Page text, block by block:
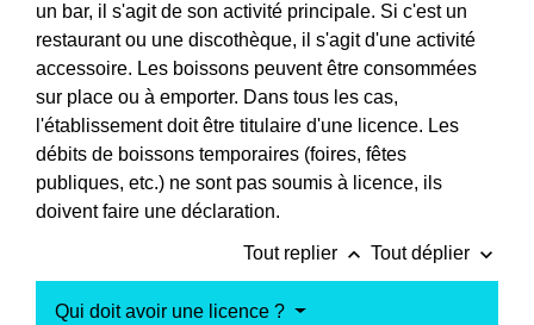
un bar, il s'agit de son activité principale. Si c'est un
restaurant ou une discothèque, il s'agit d'une activité
accessoire. Les boissons peuvent être consommées
sur place ou à emporter. Dans tous les cas,
l'établissement doit être titulaire d'une licence. Les
débits de boissons temporaires (foires, fêtes
publiques, etc.) ne sont pas soumis à licence, ils
doivent faire une déclaration.
Tout replier keyboard_arrow_up Tout déplier keyboard_arrow_down
Qui doit avoir une licence ?